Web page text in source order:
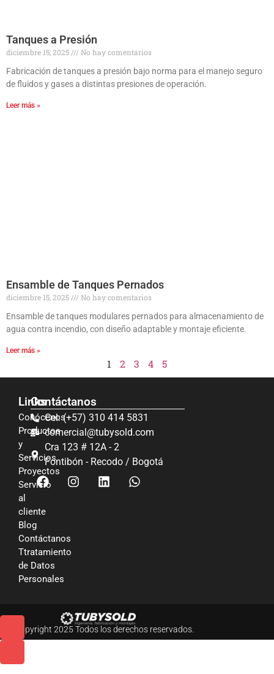
Tanques a Presión
diciembre 15, 2025
No hay comentarios
Fabricación de tanques a presión bajo norma para el manejo seguro
de fluidos y gases a distintas presiones de operación.
Leer más »
Ensamble de Tanques Pernados
diciembre 15, 2025
No hay comentarios
Ensamble de tanques modulares pernados para almacenamiento de
agua contra incendio, con diseño adaptable y montaje eficiente.
Leer más »
1 2 3 4 5
Links
Conócenos
Productos
y
Servicios
Proyectos
Servicio
al
cliente
Blog
Contáctanos
Ttratamiento
de Datos
Personales
Contáctanos
Cel: (+57) 310 414 5831
comercial@tubysold.com
Cra 123 # 12A - 2
Fontibón - Recodo / Bogotá
© Copyright 2025 Todos los derechos reservados.